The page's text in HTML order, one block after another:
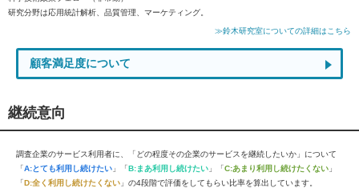
研究分野は応用統計解析、品質管理、マーケティング。
≫鈴木研究室についての詳細はこちら
顧客満足度について
継続意向
調査企業のサービス利用者に、「どの程度その企業のサービスを継続したいか」について
「A:とても利用し続けたい 」「B:まあ利用し続けたい 」「C:あまり利用し続けたくない 」
「D:全く利用し続けたくない 」の4段階で評価をしてもらい比率を算出しています。